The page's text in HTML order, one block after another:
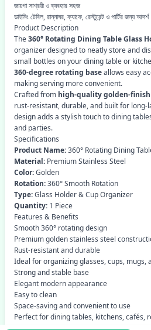
জায়গা সাশ্রয়ী ও ব্যবহার সহজ
ডাইনিং টেবিল, রান্নাঘর, ক্যাফে, রেস্টুরেন্ট ও পার্টির জন্য আদর্শ
Product Description
The360° Rotating Dining Table Glass
organizer designed to neatly store and
small bottles on your dining table or
360-degree rotating baseallows easy
making serving more convenient.
Crafted from high-quality golden-finish
rust-resistant, durable, and built for
design adds a stylish touch to dining
and parties.
Specifications
Product Name:360° Rotating Dining
Material: Premium Stainless Steel
Color:Golden
Rotation:360° Smooth Rotation
Type:Glass Holder & Cup Organizer
Quantity: 1 Piece
Features & Benefits
Smooth 360° rotating design
Premium golden stainless steel
Rust-resistant and durable
Ideal for organizing glasses, cups, mugs,
Strong and stable base
Elegant modern appearance
Easy to clean
Space-saving and convenient to use
Perfect for dining tables, kitchens, cafés,